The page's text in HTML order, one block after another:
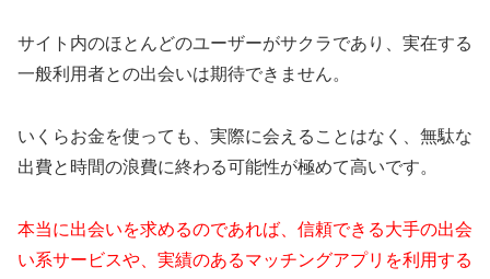
サイト内のほとんどのユーザーがサクラであり、実在する
一般利用者との出会いは期待できません。
いくらお金を使っても、実際に会えることはなく、無駄な
出費と時間の浪費に終わる可能性が極めて高いです。
本当に出会いを求めるのであれば、信頼できる大手の出会
い系サービスや、実績のあるマッチングアプリを利用する